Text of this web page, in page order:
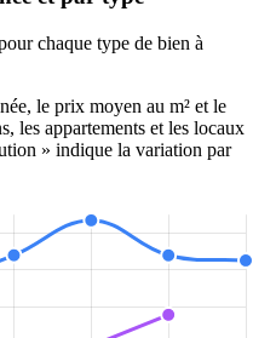
chaque type de bien à
le prix moyen au m² et le
les appartements et les locaux
» indique la variation par